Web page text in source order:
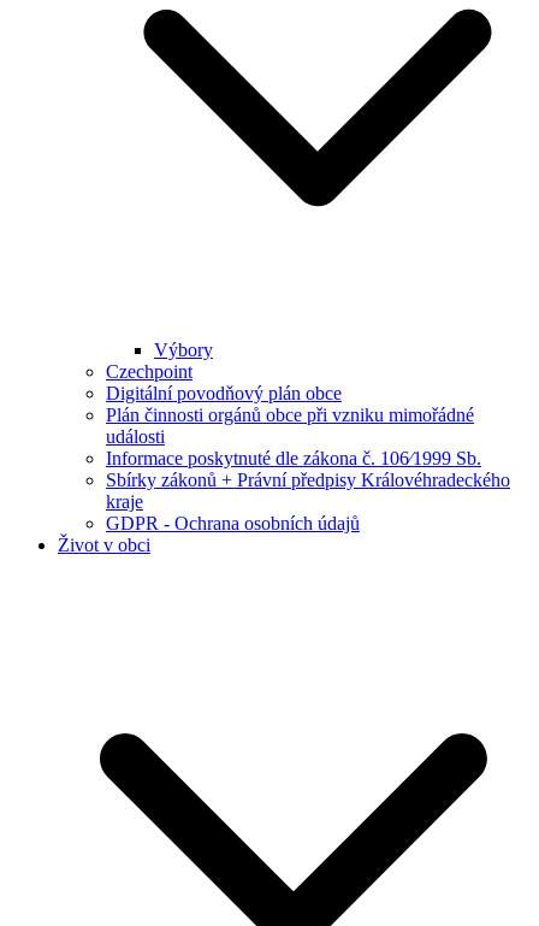
Výbory
Czechpoint
Digitální povodňový plán obce
Plán činnosti orgánů obce při vzniku mimořádné
události
Informace poskytnuté dle zákona č. 106⁄1999 Sb.
Sbírky zákonů + Právní předpisy Královéhradeckého
kraje
GDPR - Ochrana osobních údajů
Život v obci